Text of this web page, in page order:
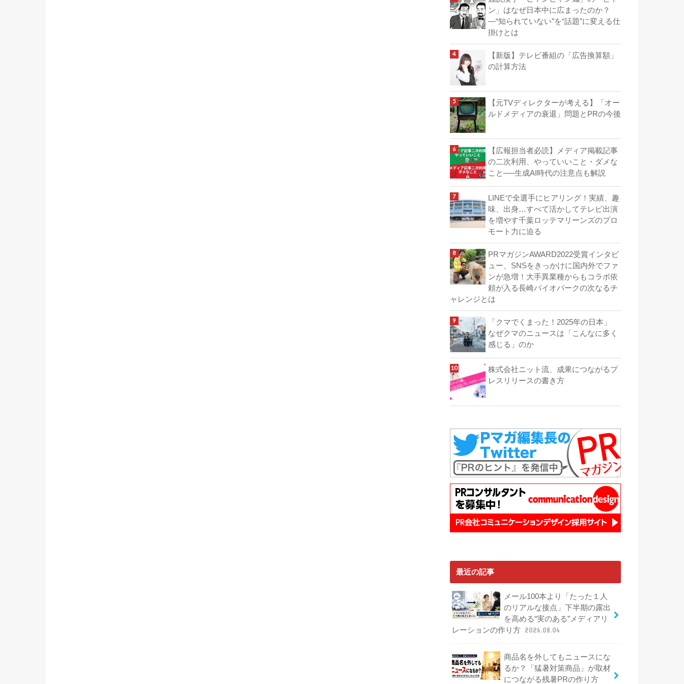
ン」はなぜ日本中に広まったのか？
―“知られていない”を“話題”に変える仕
掛けとは
【新版】テレビ番組の「広告換算額」
の計算方法
【元TVディレクターが考える】「オー
ルドメディアの衰退」問題とPRの今後
【広報担当者必読】メディア掲載記事
の二次利用、やっていいこと・ダメな
こと──生成AI時代の注意点も解説
LINEで全選手にヒアリング！実績、趣
味、出身…すべて活かしてテレビ出演
を増やす千葉ロッテマリーンズのプロ
モート力に迫る
PRマガジンAWARD2022受賞インタビ
ュー、SNSをきっかけに国内外でファ
ンが急増！大手異業種からもコラボ依
頼が入る長崎バイオパークの次なるチ
ャレンジとは
「クマでくまった！2025年の日本」
なぜクマのニュースは「こんなに多く
感じる」のか
株式会社ニット流、成果につながるプ
レスリリースの書き方
最近の記事
メール100本より「たった１人
のリアルな接点」下半期の露出
を高める“実のある”メディアリ
レーションの作り方 2026.08.04
商品名を外してもニュースにな
るか？「猛暑対策商品」が取材
につながる残暑PRの作り方